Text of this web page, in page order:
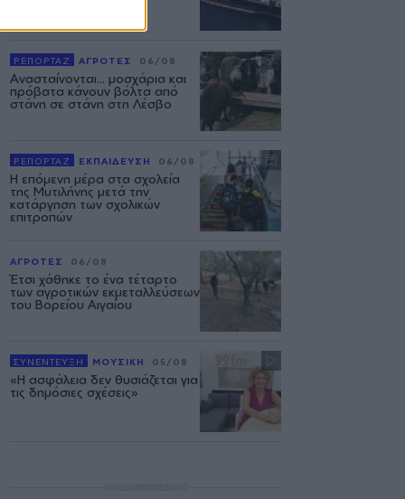
ΡΕΠΟΡΤΑΖ ΑΓΡΟΤΕΣ 06/08
Ανασταίνονται... μοσχάρια και
πρόβατα κάνουν βόλτα από
στάνη σε στάνη στη Λέσβο
ΡΕΠΟΡΤΑΖ ΕΚΠΑΙΔΕΥΣΗ 06/08
Η επόμενη μέρα στα σχολεία
της Μυτιλήνης μετά την
κατάργηση των σχολικών
επιτροπών
ΑΓΡΟΤΕΣ 06/08
Έτσι χάθηκε το ένα τέταρτο
των αγροτικών εκμεταλλεύσεων
του Βορείου Αιγαίου
ΣΥΝΕΝΤΕΥΞΗ ΜΟΥΣΙΚΗ 05/08
«Η ασφάλεια δεν θυσιάζεται για
τις δημόσιες σχέσεις»